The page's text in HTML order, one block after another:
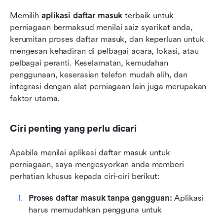
Memilih aplikasi daftar masuk terbaik untuk
perniagaan bermaksud menilai saiz syarikat anda,
kerumitan proses daftar masuk, dan keperluan untuk
mengesan kehadiran di pelbagai acara, lokasi, atau
pelbagai peranti. Keselamatan, kemudahan
penggunaan, keserasian telefon mudah alih, dan
integrasi dengan alat perniagaan lain juga merupakan
faktor utama.
Ciri penting yang perlu dicari
Apabila menilai aplikasi daftar masuk untuk
perniagaan, saya mengesyorkan anda memberi
perhatian khusus kepada ciri-ciri berikut:
Proses daftar masuk tanpa gangguan: Aplikasi
harus memudahkan pengguna untuk